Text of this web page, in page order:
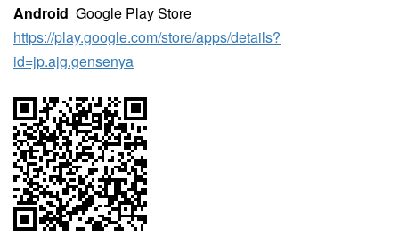
Android Google Play Store
https://play.google.com/store/apps/details?
id=jp.ajg.gensenya